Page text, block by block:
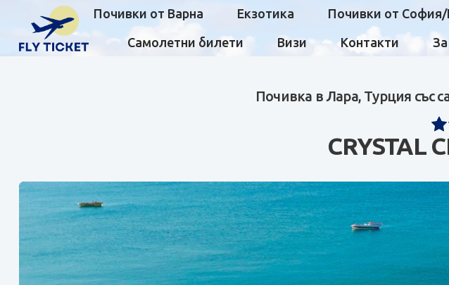
Почивки от Варна Екзотика Почивки от
Самолетни билети Визи Контакти
Почивка в Лара, Турция със
CRYSTAL